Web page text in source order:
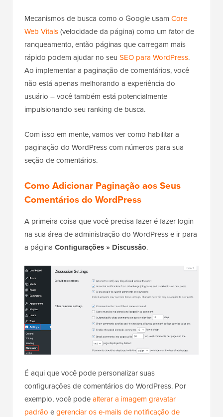
Mecanismos de busca como o Google usam Core
Web Vitals(velocidade da página) como um fator de
ranqueamento, então páginas que carregam mais
rápido podem ajudar no seu SEO para WordPress.
Ao implementar a paginação de comentários, você
não está apenas melhorando a experiência do
usuário – você também está potencialmente
impulsionando seu ranking de busca.
Com isso em mente, vamos ver como habilitar a
paginação do WordPress com números para sua
seção de comentários.
Como Adicionar Paginação aos Seus
Comentários do WordPress
A primeira coisa que você precisa fazer é fazer login
na sua área de administração do WordPress e ir para
a página Configurações » Discussão.
É aqui que você pode personalizar suas
configurações de comentários do WordPress. Por
exemplo, você podealterar a imagem gravatar
padrão egerenciar os e-mails de notificação de